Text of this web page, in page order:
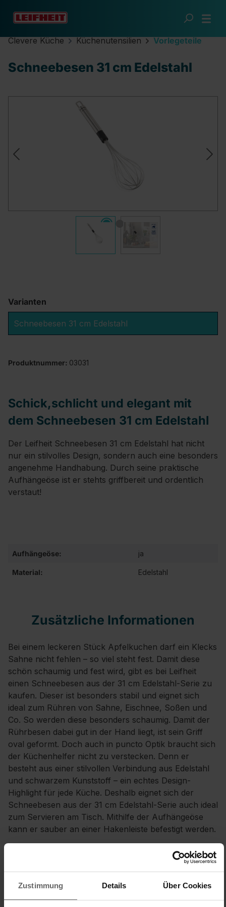
Zustimmung Details Über Cookies
Zum Hauptinhalt springen
Clevere Küche Küchenutensilien Vorlegeteile
Schneebesen 31 cm Edelstahl
Varianten
Schneebesen 31 cm Edelstahl
Produktnummer: 03031
Schick,schlicht und elegant mit
dem Schneebesen 31 cm Edelstahl
Der Leifheit Schneebesen 31 cm Edelstahl hat nicht
nur ein stilvolles Design, sondern auch eine besonders
angenehme Handhabung. Durch seine praktische
Aufhängeöse ist er stehts griffbereit und ordentlich
verstaut!
Aufhängeöse: ja
Material: Edelstahl
Zusätzliche Informationen
Bei einem leckeren Stück Apfelkuchen darf ein Klecks
Sahne nicht fehlen – so viel steht fest. Damit diese
schön schaumig und fest wird, gibt es bei Leifheit
einen Schneebesen aus der 31 cm Edelstahl-Serie zu
kaufen. Dieser ist besonders stabil und eignet sich
ideal zum Rühren von Sahne, Eischnee, Soßen und
Co. So werden diese besonders schaumig. Damit der
Rührbesen dabei gut in der Hand liegt, ist sein Griff
oval geformt. Doch auch in puncto Optik braucht sich
der Küchenhelfer nicht zu verstecken. Denn er
besteht aus einer stilvollen Verbindung aus Edelstahl
und schwarzem Kunststoff – ein echtes Design-
Highlight für jede Küche. Deshalb eignet sich der
Schneebesen aus der 31 cm Edelstahl-Serie auch ideal
zum Servieren am Tisch. Mithilfe der Aufhängeöse
kann er sauber an einer Hakenleiste befestigt werden.
Schneebesen aus einer hochwertigen Material-
Verbindung aus Edelstahl und schwarzem
Kunststoff ist ein echter Hingucker
Liegt optimal in der Hand dank ovaler Griffform